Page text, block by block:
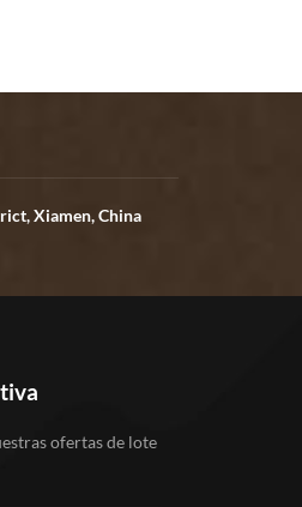
Xiamen, China
ofertas de lote